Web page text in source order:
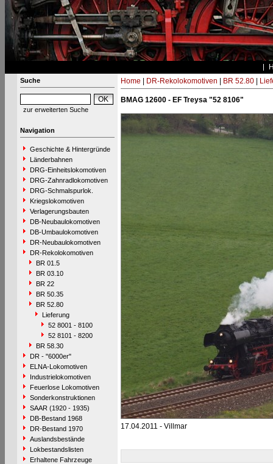
Suche
zur erweiterten Suche
Navigation
Geschichte & Hintergründe
Länderbahnen
DRG-Einheitslokomotiven
DRG-Zahnradlokomotiven
DRG-Schmalspurlok.
Kriegslokomotiven
Verlagerungsbauten
DB-Neubaulokomotiven
DB-Umbaulokomotiven
DR-Neubaulokomotiven
DR-Rekolokomotiven
BR 01.5
BR 03.10
BR 22
BR 50.35
BR 52.80
Lieferung
52 8001 - 8100
52 8101 - 8200
BR 58.30
DR - "6000er"
ELNA-Lokomotiven
Industrielokomotiven
Feuerlose Lokomotiven
Sonderkonstruktionen
SAAR (1920 - 1935)
DB-Bestand 1968
DR-Bestand 1970
Auslandsbestände
Lokbestandslisten
Erhaltene Fahrzeuge
Home DR-Rekolokomotiven BR 52.80|
BMAG 12600 - EF Treysa "52 8106"
17.04.2011 - Villmar